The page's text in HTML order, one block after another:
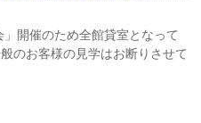
開催のため全館貸室となって
のお客様の見学はお断りさせて